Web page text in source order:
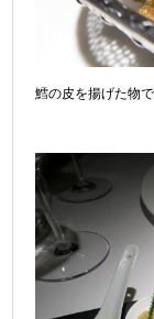
鱈の皮を揚げた物